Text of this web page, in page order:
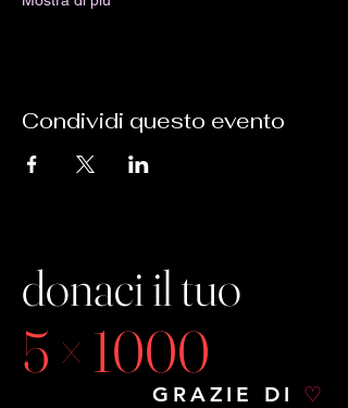
Condividi questo evento
donaci il tuo
5 × 1000
GRAZIE DI ♡